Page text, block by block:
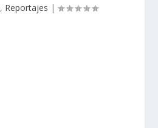
, Reportajes |